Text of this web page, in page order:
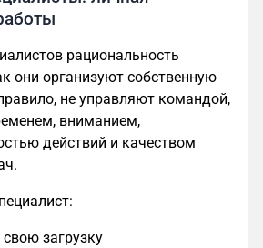
рациональность
они организуют собственную
не управляют командой,
вниманием,
действий и качеством
свою загрузку